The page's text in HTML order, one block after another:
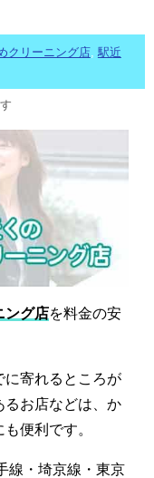
クリーニング店,駅近
ング店を料金の安
に寄れるところが
るお店などは、か
便利です。
線・埼京線・東京